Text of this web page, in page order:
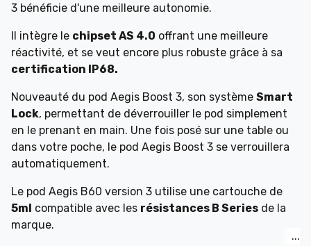
3 bénéficie d'une meilleure autonomie.
Il intègre le chipset AS 4.0 offrant une meilleure
réactivité, et se veut encore plus robuste grâce à sa
certification IP68.
Nouveauté du pod Aegis Boost 3, son système Smart
Lock, permettant de déverrouiller le pod simplement
en le prenant en main. Une fois posé sur une table ou
dans votre poche, le pod Aegis Boost 3 se verrouillera
automatiquement.
Le pod Aegis B60 version 3 utilise une cartouche de
5ml compatible avec les résistances B Series de la
marque.